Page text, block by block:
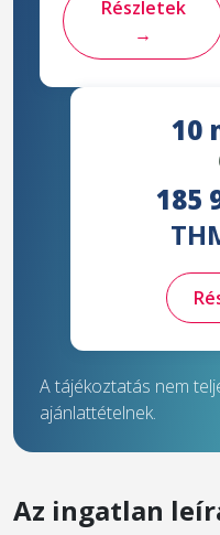
Részletek
→
10
185
A tájékoztatás nem
ajánlattételnek.
Az ingatlan